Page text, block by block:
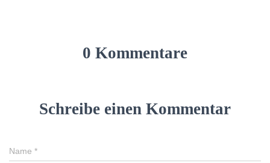
0 Kommentare
Schreibe einen Kommentar
Name *